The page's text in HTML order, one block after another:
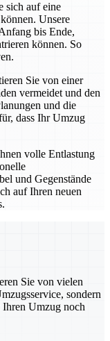
sich auf eine
Unsere
bis Ende,
können. So
Sie von einer
vermeidet und den
und die
dass Ihr Umzug
volle Entlastung
und Gegenstände
auf Ihren neuen
Sie von vielen
sondern
Umzug noch